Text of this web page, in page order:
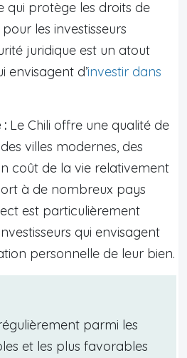
qui protège les droits de
les investisseurs
juridique est un atout
envisagent d’investir dans
: Le Chili offre une qualité de
villes modernes, des
coût de la vie relativement
à de nombreux pays
est particulièrement
qui envisagent
personnelle de leur bien.
parmi les
et les plus favorables